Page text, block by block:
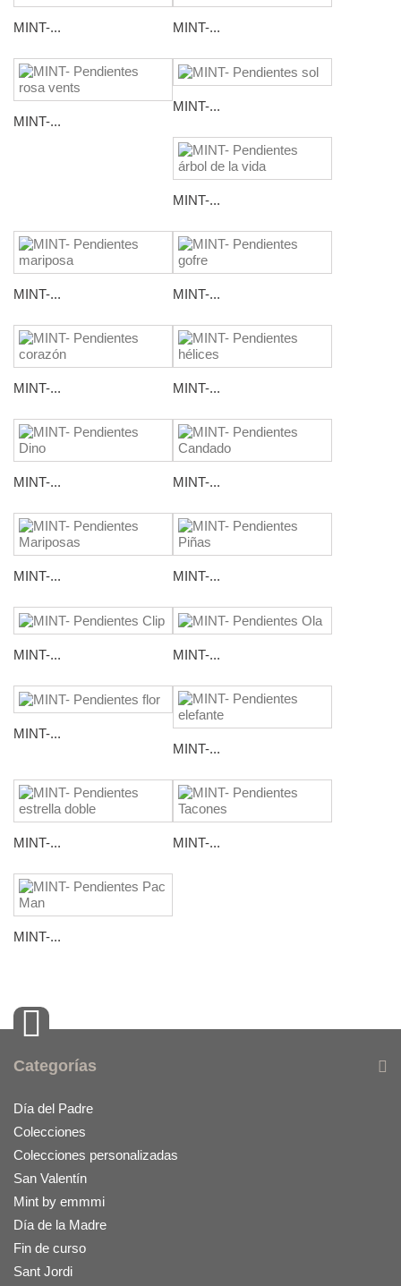
MINT-... MINT-...
MINT-...
MINT-...
MINT-...
MINT-... MINT-...
MINT-... MINT-...
MINT-... MINT-...
MINT-... MINT-...
MINT-... MINT-...
MINT-...
MINT-...
MINT-... MINT-...
MINT-...
Categorías
Día del Padre
Colecciones
Colecciones personalizadas
San Valentín
Mint by emmmi
Día de la Madre
Fin de curso
Sant Jordi